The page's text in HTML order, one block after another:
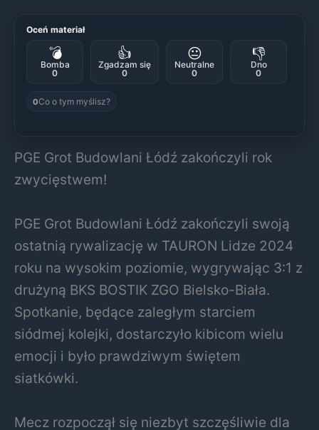
Oceń materiał
💣
Bomba
0
👍
Zgadzam się
0
😐
Neutralne
0
👎
Dno
0
0Co o tym myślisz?
PGE Grot Budowlani Łódź zakończyli rok
zwycięstwem!
PGE Grot Budowlani Łódź zakończyli swoją
ostatnią rywalizację w TAURON Lidze 2024
roku na wysokim poziomie, wygrywając 3:1 z
drużyną BKS BOSTIK ZGO Bielsko-Biała.
Spotkanie, będące zaległym starciem
siódmej kolejki, dostarczyło kibicom wielu
emocji i było prawdziwym świętem
siatkówki.
Mecz rozpoczął się niezbyt szczęśliwie dla